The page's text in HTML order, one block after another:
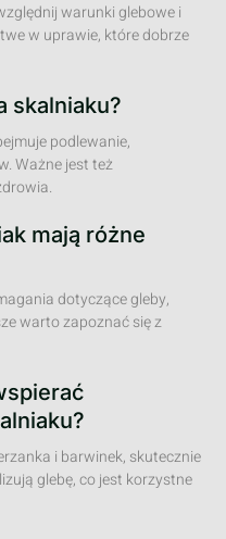
warunki glebowe i
w uprawie, które dobrze
skalniaku?
podlewanie,
Ważne jest też
mają różne
dotyczące gleby,
warto zapoznać się z
i barwinek, skutecznie
glebę, co jest korzystne